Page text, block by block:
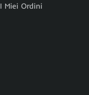
I Miei Ordini